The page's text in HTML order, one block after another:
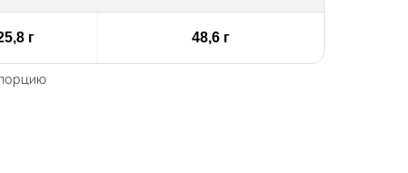
г 48,6 г